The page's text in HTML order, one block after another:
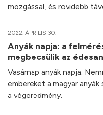
mozgással, és rövidebb
2022. ÁPRILIS 30.
Anyák napja: a
megbecsülik az
Vasárnap anyák napja.
embereket a magyar
a végeredmény.